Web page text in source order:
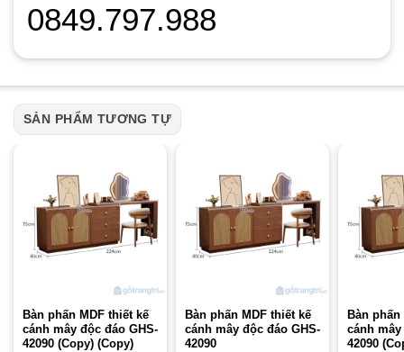
0849.797.988
SẢN PHẨM TƯƠNG TỰ
Bàn phấn MDF thiết kế
cánh mây độc đáo GHS-
42090 (Copy) (Copy)
Bàn phấn MDF thiết kế
cánh mây độc đáo GHS-
42090
Bàn
cánh mây
42090